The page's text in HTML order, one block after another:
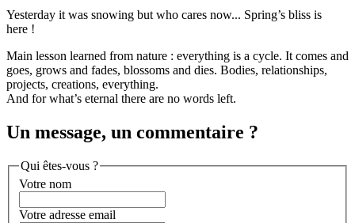
Yesterday it was snowing but who cares now... Spring’s bliss is
here !
Main lesson learned from nature : everything is a cycle. It comes and
goes, grows and fades, blossoms and dies. Bodies, relationships,
projects, creations, everything.
And for what’s eternal there are no words left.
Un message, un commentaire ?
Qui êtes-vous ?
Votre nom
Votre adresse email